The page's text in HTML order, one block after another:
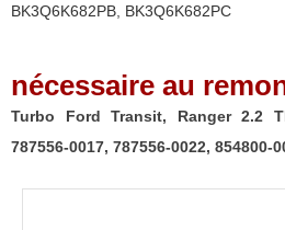
0016,
0017,
787556-
0022,
BK3Q6K682PB, BK3Q6K682PC
nécessaire au
Turbo Ford Transit, Ranger 2.2
787556-0017, 787556-0022, 854800-